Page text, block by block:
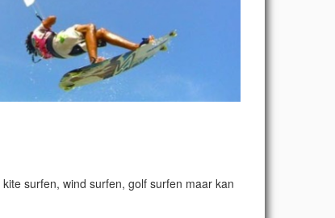
surfen, wind surfen, golf surfen maar kan